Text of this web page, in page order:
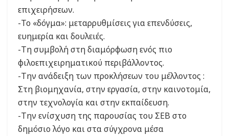
επιχειρήσεων.
-Το «δόγμα»: μεταρρυθμίσεις για επενδύσεις,
ευημερία και δουλειές.
-Τη συμβολή στη διαμόρφωση ενός πιο
φιλοεπιχειρηματικού περιβάλλοντος.
-Την ανάδειξη των προκλήσεων του μέλλοντος :
Στη βιομηχανία, στην εργασία, στην καινοτομία,
στην τεχνολογία και στην εκπαίδευση.
-Την ενίσχυση της παρουσίας του ΣΕΒ στο
δημόσιο λόγο και στα σύγχρονα μέσα